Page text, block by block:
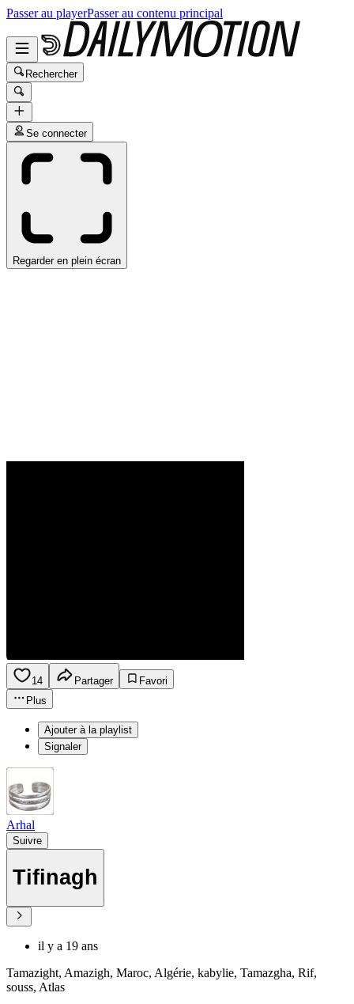
Passer au playerPasser au contenu principal
Rechercher
Se connecter
Regarder en plein écran
14 Partager
Favori
Plus
Ajouter à la playlist
Signaler
Arhal
Suivre
Tifinagh
il y a 19 ans
Tamazight, Amazigh, Maroc, Algérie, kabylie, Tamazgha, Rif,
souss, Atlas